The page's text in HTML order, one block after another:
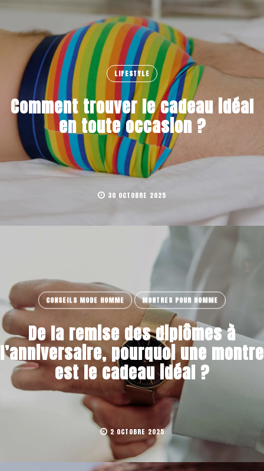
LIFESTYLE
Comment trouver le cadeau idéal
en toute occasion ?
30 OCTOBRE 2025
CONSEILS MODE HOMME MONTRES POUR HOMME
De la remise des diplômes à
l’anniversaire, pourquoi une montre
est le cadeau idéal ?
2 OCTOBRE 2025